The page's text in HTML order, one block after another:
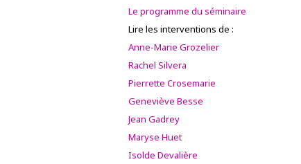
Le programme du séminaire
Lire les interventions de :
Anne-Marie Grozelier
Rachel Silvera
Pierrette Crosemarie
Geneviève Besse
Jean Gadrey
Maryse Huet
Isolde Devalière